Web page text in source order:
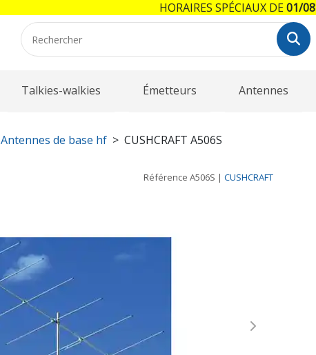
Talkies-walkies Émetteurs Antennes
Antennes de base hf CUSHCRAFT A506S
Référence A506S | CUSHCRAFT
Next
HORAIRES SPÉCIAUX DE01/08